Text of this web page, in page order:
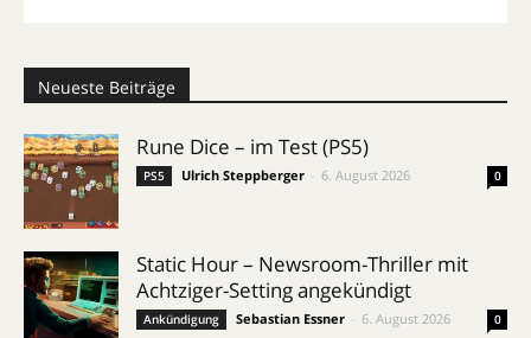
Neueste Beiträge
Rune Dice – im Test (PS5)
PS5 Ulrich Steppberger 6. August 2026 0
Static Hour – Newsroom-Thriller mit
Achtziger-Setting angekündigt
Ankündigung Sebastian Essner 6. August 2026 0